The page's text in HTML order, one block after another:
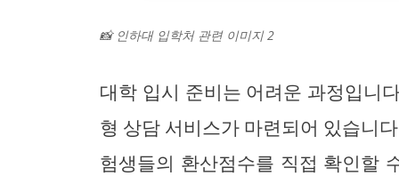
📸 인하대 입학처 관련 이미지 2
대학 입시 준비는 어려운 과정입니
형 상담 서비스가 마련되어 있습니
험생들의 환산점수를 직접 확인할